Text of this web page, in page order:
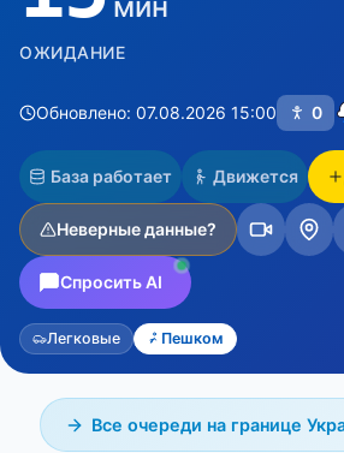
ОЖИДАНИЕ
Обновлено: 07.08.2026 15:00 0
База работает Движется
Неверные данные?
Спросить AI
Легковые Пешком
Все очереди на границе